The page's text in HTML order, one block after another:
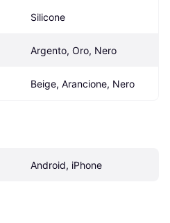
Silicone
Argento, Oro, Nero
Beige, Arancione, Nero
Android, iPhone